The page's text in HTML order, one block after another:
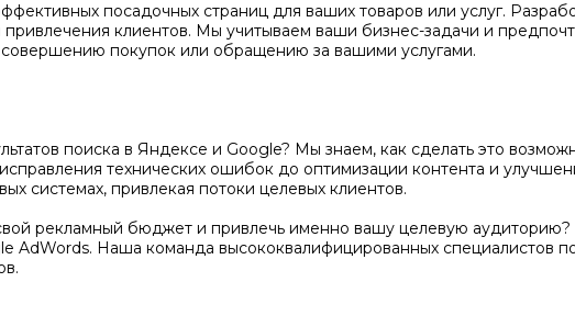
посадочных страниц для ваших товаров или услуг.
привлечения клиентов. Мы учитываем ваши бизнес-задачи и
покупок или обращению за вашими услугами.
поиска в Яндексе и Google? Мы знаем, как сделать это
технических ошибок до оптимизации контента и
системах, привлекая потоки целевых клиентов.
рекламный бюджет и привлечь именно вашу целевую
AdWords. Наша команда высококвалифицированных специалистов